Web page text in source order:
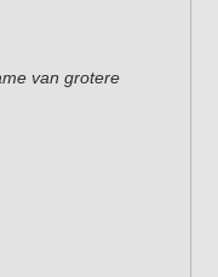
van grotere